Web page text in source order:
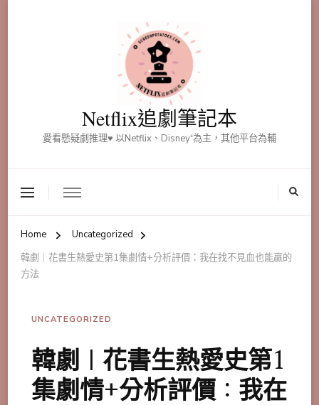
Netflix追劇筆記本
愛看懸疑劇推理♥ 以Netflix、Disney⁺為主，其他平台為輔
Home
Uncategorized
韓劇｜花書生熱愛史第1集劇情+分析評價：我在找不見血也能贏的
方法
UNCATEGORIZED
韓劇｜花書生熱愛史第1
集劇情+分析評價：我在